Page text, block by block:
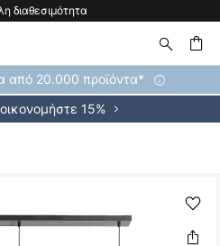
διαθεσιμότητα
από 20.000 προϊόντα*
15%